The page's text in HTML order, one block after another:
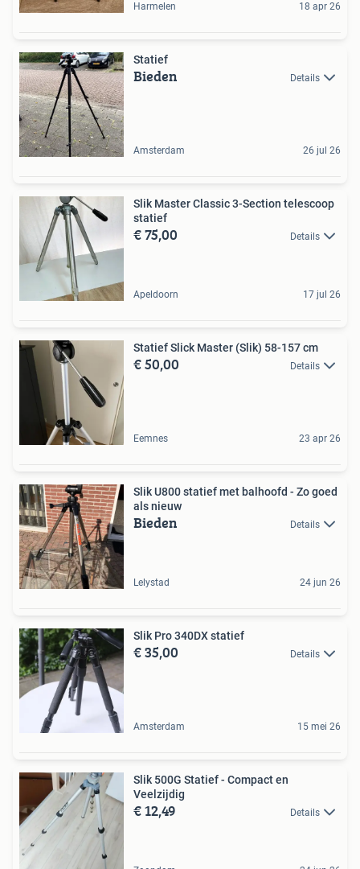
Harmelen 18 apr 26
Statief
Bieden Details
Amsterdam 26 jul 26
Slik Master Classic 3-Section telescoop
statief
€ 75,00 Details
Apeldoorn 17 jul 26
Statief Slick Master (Slik) 58-157 cm
€ 50,00 Details
Eemnes 23 apr 26
Slik U800 statief met balhoofd - Zo goed
als nieuw
Bieden Details
Lelystad 24 jun 26
Slik Pro 340DX statief
€ 35,00 Details
Amsterdam 15 mei 26
Slik 500G Statief - Compact en
Veelzijdig
€ 12,49 Details